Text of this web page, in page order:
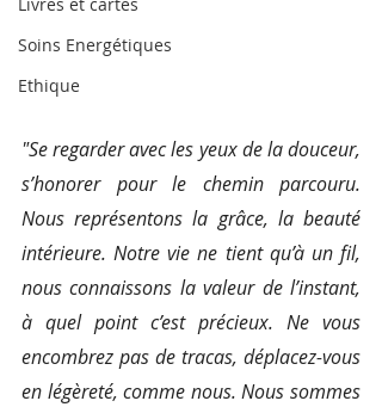
Soins Energétiques
Ethique
"Se regarder avec les yeux de la douceur,
s’honorer pour le chemin parcouru.
Nous représentons la grâce, la beauté
intérieure. Notre vie ne tient qu’à un fil,
nous connaissons la valeur de l’instant,
à quel point c’est précieux. Ne vous
encombrez pas de tracas, déplacez-vous
en légèreté, comme nous. Nous sommes